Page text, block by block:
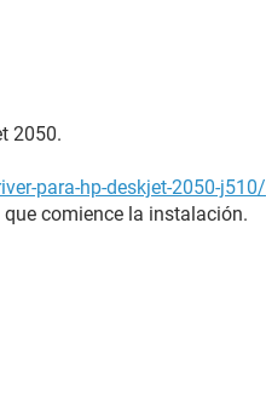
2050.
para-hp-deskjet-2050-j510/
comience la instalación.